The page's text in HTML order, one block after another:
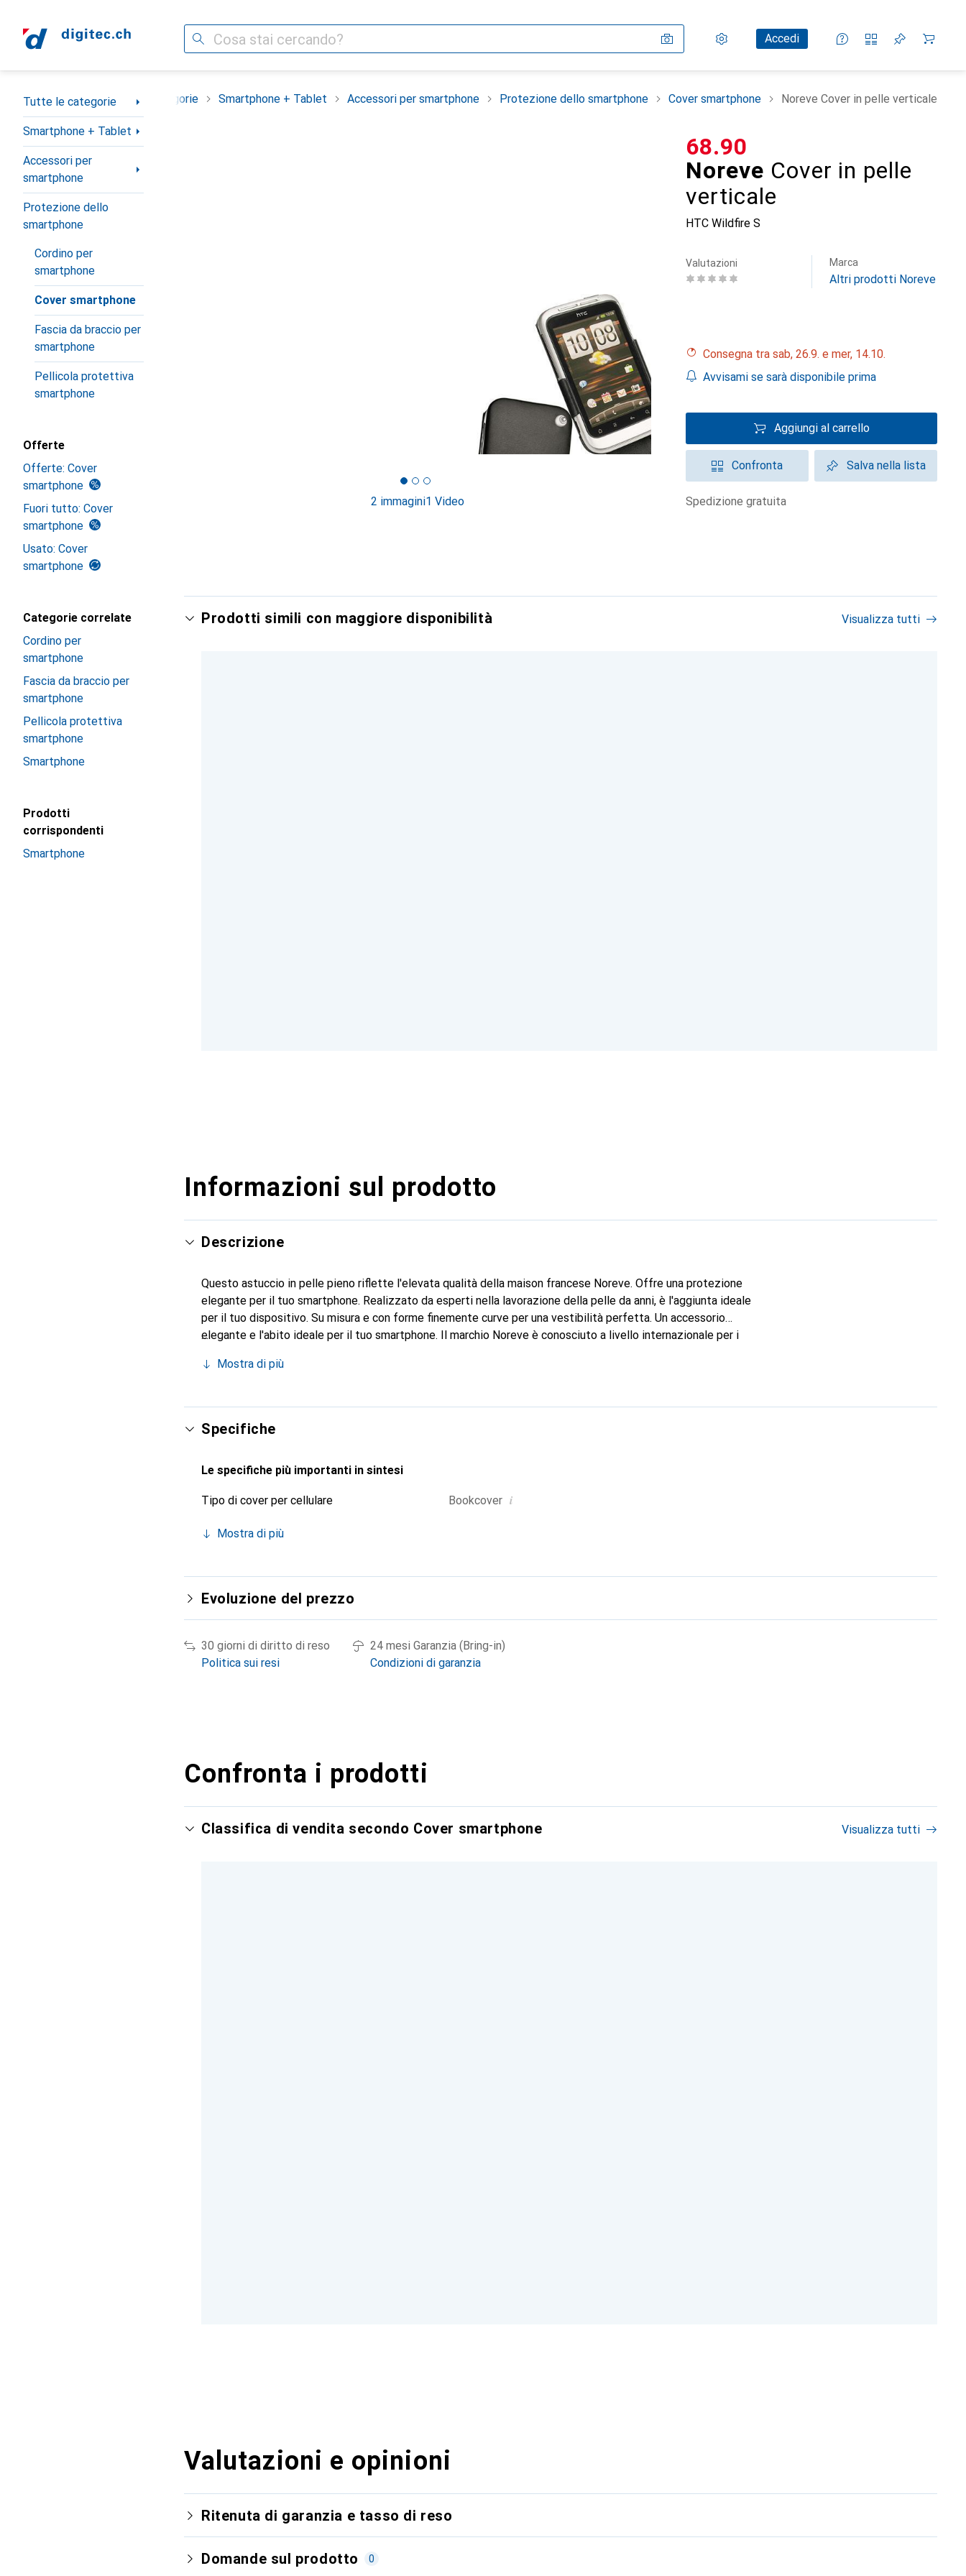
Cerca Impostazioni
Conto clienteAccedi
Liste di confronto
Liste dei desideri
Carrello
Categoria Navigazione
Tutte le categorie
Smartphone + Tablet
Accessori per
smartphone
Protezione dello
smartphone
Cordino per
smartphone
Cover smartphone
Fascia da braccio per
smartphone
Pellicola protettiva
smartphone
Offerte
Offerte: Cover
smartphone
Fuori tutto: Cover
smartphone
Usato: Cover
smartphone
Categorie correlate
Cordino per
smartphone
Fascia da braccio per
smartphone
Pellicola protettiva
smartphone
Smartphone
Prodotti
corrispondenti
Smartphone
Tutte le categorie Smartphone + Tablet Accessori per smartphone Protezione dello smartphone Cover smartphone Noreve Cover in pelle verticale
2 immagini1 Video
Noreve Cover in pelle
verticale
HTC Wildfire S
CHF
68.90
Valutazioni Marca
Altri prodotti Noreve
Consegna tra sab, 26.9. e mer, 14.10.
Avvisami se sarà disponibile prima
Aggiungi al carrello
Confronta Salva nella lista
spedizione gratuita
Prodotti simili con maggiore disponibilità Visualizza tutti
Informazioni sul prodotto
Descrizione
Questo astuccio in pelle pieno riflette l'elevata qualità della maison francese Noreve. Offre una protezione
elegante per il tuo smartphone. Realizzato da esperti nella lavorazione della pelle da anni, è l'aggiunta ideale
per il tuo dispositivo. Su misura e con forme finemente curve per una vestibilità perfetta. Un accessorio
elegante e l'abito ideale per il tuo smartphone. Il marchio Noreve è conosciuto a livello internazionale per i
Mostra di più
Specifiche
Le specifiche più importanti in sintesi
Tipo di cover per cellulare Bookcover i
Mostra di più
Evoluzione del prezzo
30 giorni di diritto di reso
Politica sui resi
24 mesi Garanzia (Bring-in)
Condizioni di garanzia
Confronta i prodotti
Classifica di vendita secondo Cover smartphone Visualizza tutti
Valutazioni e opinioni
Ritenuta di garanzia e tasso di reso
Domande sul prodotto 0